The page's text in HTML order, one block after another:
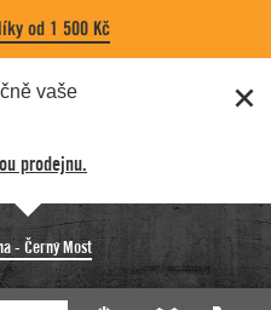
od 1 500 Kč
vaše
prodejnu.
- Černý Most